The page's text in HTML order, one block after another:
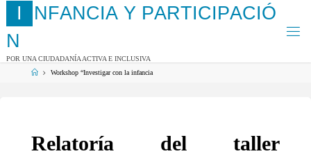
contenido
I NFANCIA Y PARTICIPACIÓ
N
POR UNA CIUDADANÍA ACTIVA E INCLUSIVA
PáginaWorkshop “Investigar con la infancia
Relatoría del taller